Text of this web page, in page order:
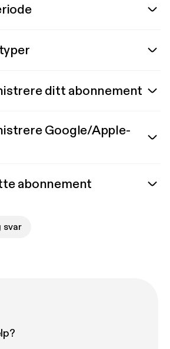
ditt abonnement
Google/Apple-
abonnement
svar